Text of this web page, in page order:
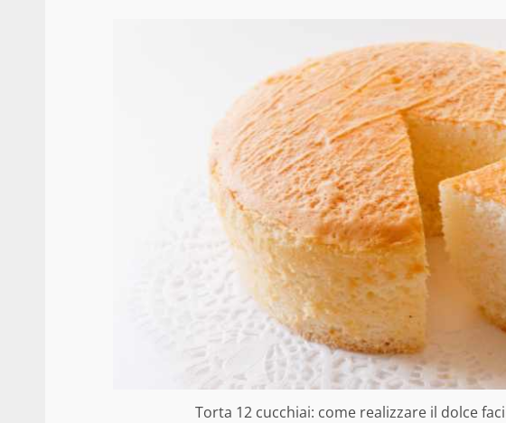
Torta 12 cucchiai: come realizzare il dolce